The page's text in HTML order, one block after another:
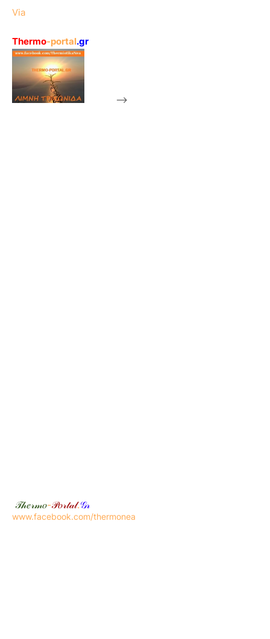
Via
Thermo-portal.gr
-->
𝒯𝒽𝑒𝓇𝓂𝑜-𝒫𝑜𝓇𝓉𝒶𝓁.𝒢𝓇
www.facebook.com/thermonea